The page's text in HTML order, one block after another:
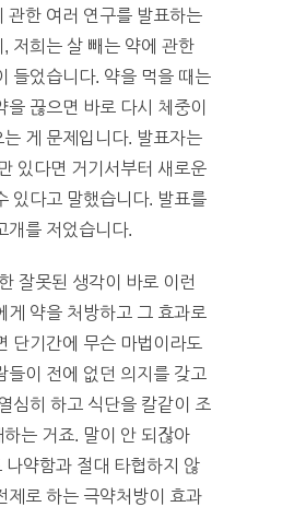
관한 여러 연구를 발표하는
저희는 살 빼는 약에 관한
들었습니다. 약을 먹을 때는
을 끊으면 바로 다시 체중이
게 문제입니다. 발표자는
있다면 거기서부터 새로운
있다고 말했습니다. 발표를
개를 저었습니다.
잘못된 생각이 바로 이런
게 약을 처방하고 그 효과로
단기간에 무슨 마법이라도
들이 전에 없던 의지를 갖고
심히 하고 식단을 칼같이 조
는 거죠. 말이 안 되잖아
나약함과 절대 타협하지 않
제로 하는 극약처방이 효과